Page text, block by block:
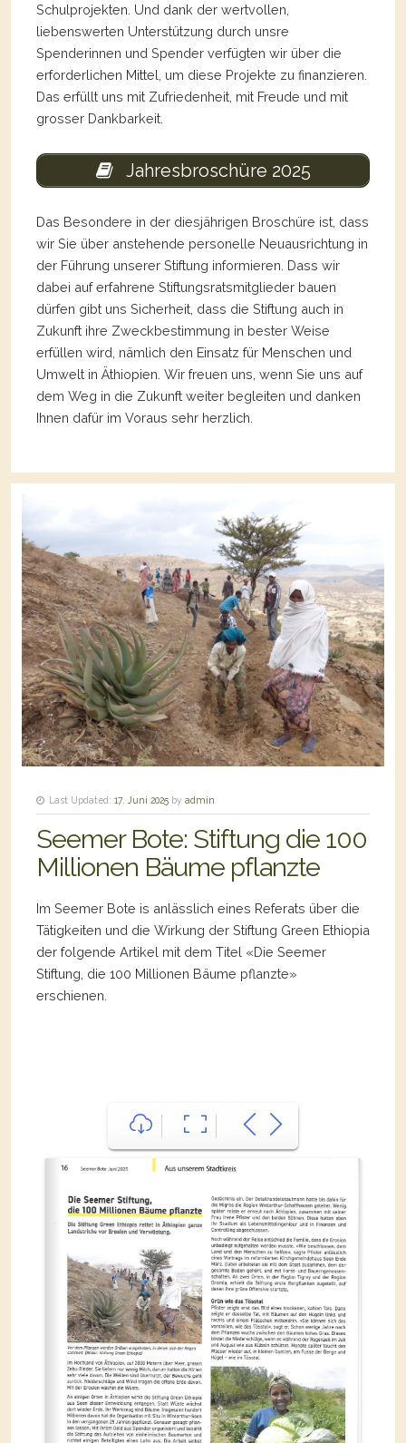
Schulprojekten. Und dank der wertvollen,
liebenswerten Unterstützung durch unsre
Spenderinnen und Spender verfügten wir über die
erforderlichen Mittel, um diese Projekte zu finanzieren.
Das erfüllt uns mit Zufriedenheit, mit Freude und mit
grosser Dankbarkeit.
Jahresbroschüre 2025
Das Besondere in der diesjährigen Broschüre ist, dass
wir Sie über anstehende personelle Neuausrichtung in
der Führung unserer Stiftung informieren. Dass wir
dabei auf erfahrene Stiftungsratsmitglieder bauen
dürfen gibt uns Sicherheit, dass die Stiftung auch in
Zukunft ihre Zweckbestimmung in bester Weise
erfüllen wird, nämlich den Einsatz für Menschen und
Umwelt in Äthiopien. Wir freuen uns, wenn Sie uns auf
dem Weg in die Zukunft weiter begleiten und danken
Ihnen dafür im Voraus sehr herzlich.
Last Updated: 17. Juni 2025 by admin
Seemer Bote: Stiftung die 100
Millionen Bäume pflanzte
Im Seemer Bote is anlässlich eines Referats über die
Tätigkeiten und die Wirkung der Stiftung Green Ethiopia
der folgende Artikel mit dem Titel «Die Seemer
Stiftung, die 100 Millionen Bäume pflanzte»
erschienen.